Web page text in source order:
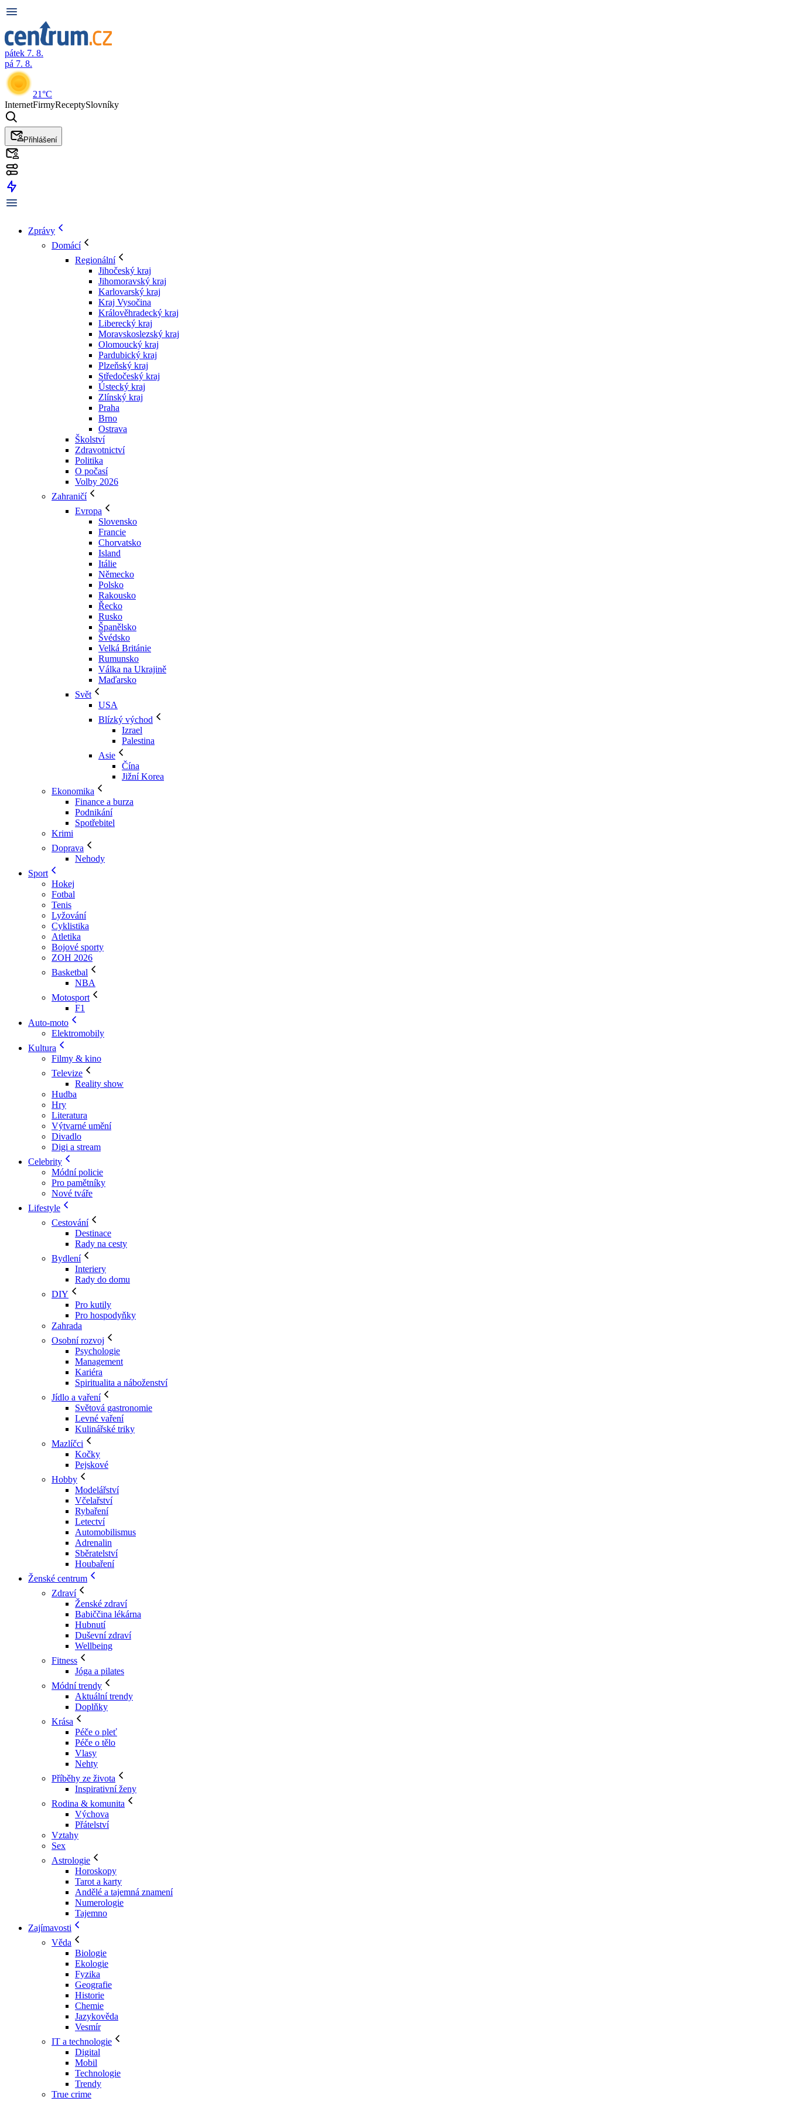
pátek 7. 8.
pá 7. 8.
21°C
InternetFirmyReceptySlovníky
Přihlášení
Zprávy
Domácí
Regionální
Jihočeský kraj
Jihomoravský kraj
Karlovarský kraj
Kraj Vysočina
Králověhradecký kraj
Liberecký kraj
Moravskoslezský kraj
Olomoucký kraj
Pardubický kraj
Plzeňský kraj
Středočeský kraj
Ústecký kraj
Zlínský kraj
Praha
Brno
Ostrava
Školství
Zdravotnictví
Politika
O počasí
Volby 2026
Zahraničí
Evropa
Slovensko
Francie
Chorvatsko
Island
Itálie
Německo
Polsko
Rakousko
Řecko
Rusko
Španělsko
Švédsko
Velká Británie
Rumunsko
Válka na Ukrajině
Maďarsko
Svět
USA
Blízký východ
Izrael
Palestina
Asie
Čína
Jižní Korea
Ekonomika
Finance a burza
Podnikání
Spotřebitel
Krimi
Doprava
Nehody
Sport
Hokej
Fotbal
Tenis
Lyžování
Cyklistika
Atletika
Bojové sporty
ZOH 2026
Basketbal
NBA
Motosport
F1
Auto-moto
Elektromobily
Kultura
Filmy & kino
Televize
Reality show
Hudba
Hry
Literatura
Výtvarné umění
Divadlo
Digi a stream
Celebrity
Módní policie
Pro pamětníky
Nové tváře
Lifestyle
Cestování
Destinace
Rady na cesty
Bydlení
Interiery
Rady do domu
DIY
Pro kutily
Pro hospodyňky
Zahrada
Osobní rozvoj
Psychologie
Management
Kariéra
Spiritualita a náboženství
Jídlo a vaření
Světová gastronomie
Levné vaření
Kulinářské triky
Mazlíčci
Kočky
Pejskové
Hobby
Modelářství
Včelařství
Rybaření
Letectví
Automobilismus
Adrenalin
Sběratelství
Houbaření
Ženské centrum
Zdraví
Ženské zdraví
Babiččina lékárna
Hubnutí
Duševní zdraví
Wellbeing
Fitness
Jóga a pilates
Módní trendy
Aktuální trendy
Doplňky
Krása
Péče o pleť
Péče o tělo
Vlasy
Nehty
Příběhy ze života
Inspirativní ženy
Rodina & komunita
Výchova
Přátelství
Vztahy
Sex
Astrologie
Horoskopy
Tarot a karty
Andělé a tajemná znamení
Numerologie
Tajemno
Zajímavosti
Věda
Biologie
Ekologie
Fyzika
Geografie
Historie
Chemie
Jazykověda
Vesmír
IT a technologie
Digital
Mobil
Technologie
Trendy
True crime